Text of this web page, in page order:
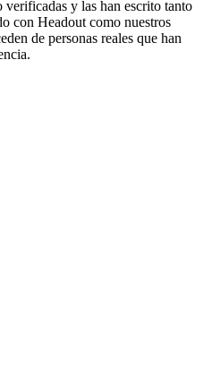
verificadas y las han escrito tanto
con Headout como nuestros
de personas reales que han